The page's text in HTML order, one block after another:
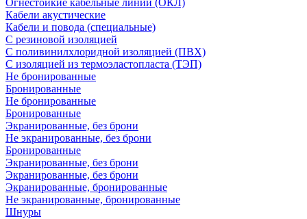
Огнестойкие кабельные линии (ОКЛ)
Кабели акустические
Кабели и повода (специальные)
С резиновой изоляцией
С поливинилхлоридной изоляцией (ПВХ)
С изоляцией из термоэластопласта (ТЭП)
Не бронированные
Бронированные
Не бронированные
Бронированные
Экранированные, без брони
Не экранированные, без брони
Бронированные
Экранированные, без брони
Экранированные, без брони
Экранированные, бронированные
Не экранированные, бронированные
Шнуры